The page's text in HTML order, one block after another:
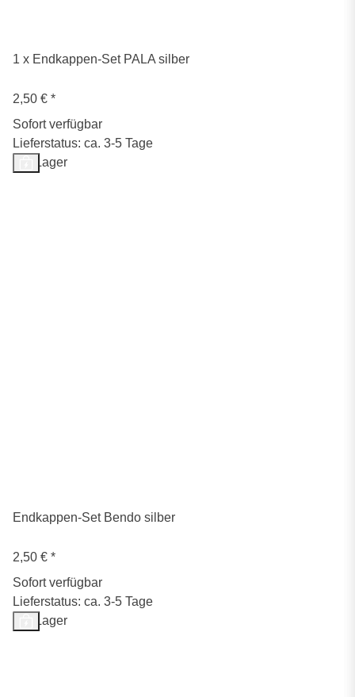
1 x Endkappen-Set PALA silber
2,50 € *
Sofort verfügbar
Lieferstatus: ca. 3-5 Tage
Auf Lager
Endkappen-Set Bendo silber
2,50 € *
Sofort verfügbar
Lieferstatus: ca. 3-5 Tage
Auf Lager